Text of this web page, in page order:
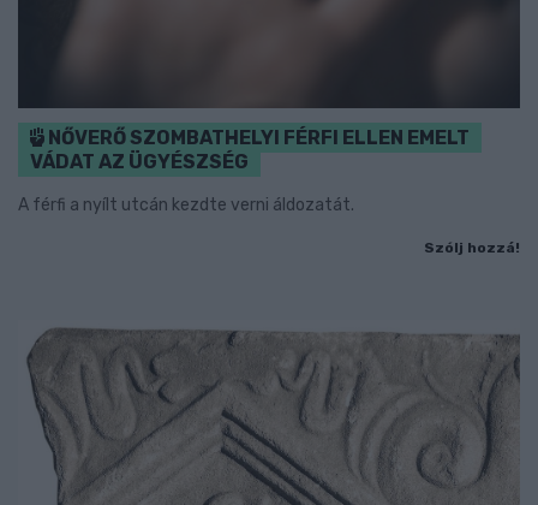
NŐVERŐ SZOMBATHELYI FÉRFI ELLEN EMELT
VÁDAT AZ ÜGYÉSZSÉG
A férfi a nyílt utcán kezdte verni áldozatát.
Szólj hozzá!